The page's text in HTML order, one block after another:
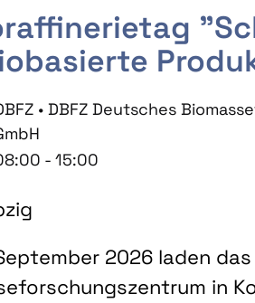
• DBFZ Deutsches
- 15:00
2026 laden
in